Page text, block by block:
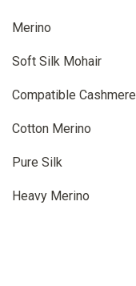
Merino
Soft Silk Mohair
Compatible Cashmere
Cotton Merino
Pure Silk
Heavy Merino